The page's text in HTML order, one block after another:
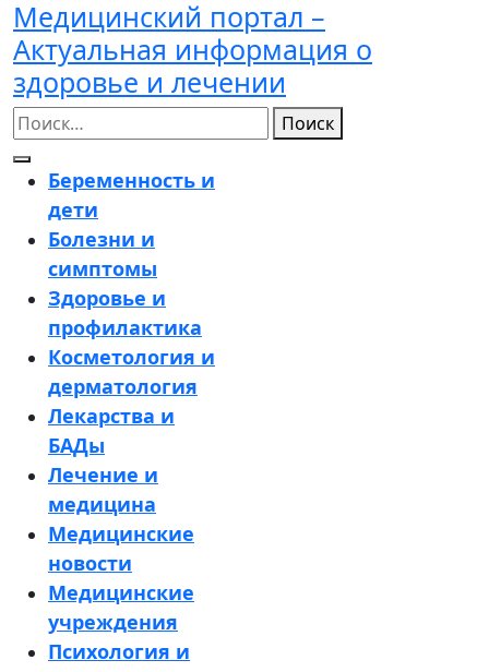
Перейти
содержимому
Медицинский портал –
Актуальная информация о
здоровье и лечении
Поиск
Кнопка
Открыть
Беременность и
дети
Болезни и
симптомы
Здоровье и
профилактика
Косметология и
дерматология
Лекарства и
БАДы
Лечение и
медицина
Медицинские
новости
Медицинские
учреждения
Психология и